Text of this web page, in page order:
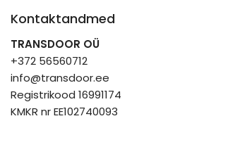
Kontaktandmed
TRANSDOOR OÜ
+372 56560712
info@transdoor.ee
Registrikood 16991174
KMKR nr EE102740093